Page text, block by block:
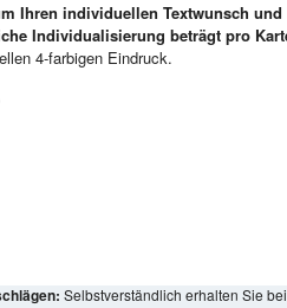
Ihren individuellen Textwunsch
Individualisierung beträgt pro
4-farbigen Eindruck.
Selbstverständlich erhalten Sie